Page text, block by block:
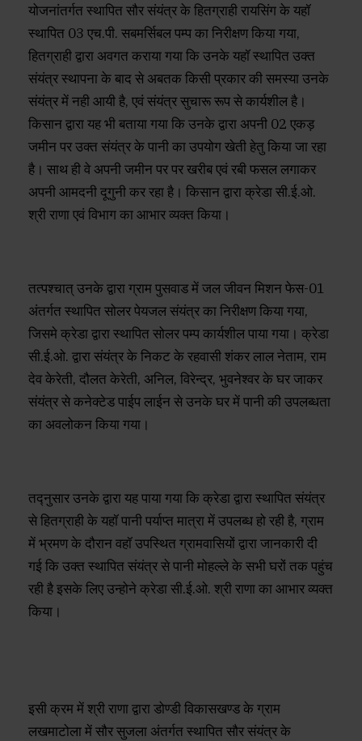
योजनांतर्गत स्थापित सौर संयंत्र के हितग्राही रायसिंग के यहॉ
स्थापित 03 एच.पी. सबमर्सिबल पम्प का निरीक्षण किया गया,
हितग्राही द्वारा अवगत कराया गया कि उनके यहॉ स्थापित उक्त
संयंत्र स्थापना के बाद से अबतक किसी प्रकार की समस्या उनके
संयंत्र में नही आयी है, एवं संयंत्र सुचारू रूप से कार्यशील है।
किसान द्वारा यह भी बताया गया कि उनके द्वारा अपनी 02 एकड़
जमीन पर उक्त संयंत्र के पानी का उपयोग खेती हेतु किया जा रहा
है। साथ ही वे अपनी जमीन पर पर खरीब एवं रबी फसल लगाकर
अपनी आमदनी दूगुनी कर रहा है। किसान द्वारा क्रेडा सी.ई.ओ.
श्री राणा एवं विभाग का आभार व्यक्त किया।
तत्पश्चात् उनके द्वारा ग्राम पुसवाड में जल जीवन मिशन फेस-01
अंतर्गत स्थापित सोलर पेयजल संयंत्र का निरीक्षण किया गया,
जिसमे क्रेडा द्वारा स्थापित सोलर पम्प कार्यशील पाया गया। क्रेडा
सी.ई.ओ. द्वारा संयंत्र के निकट के रहवासी शंकर लाल नेताम, राम
देव केरेती, दौलत केरेती, अनिल, विरेन्द्र, भुवनेश्वर के घर जाकर
संयंत्र से कनेक्टेड पाईप लाईन से उनके घर में पानी की उपलब्धता
का अवलोकन किया गया।
तद्नुसार उनके द्वारा यह पाया गया कि क्रेडा द्वारा स्थापित संयंत्र
से हितग्राही के यहॉ पानी पर्याप्त मात्रा में उपलब्ध हो रही है, ग्राम
में भ्रमण के दौरान वहॉ उपस्थित ग्रामवासियों द्वारा जानकारी दी
गई कि उक्त स्थापित संयंत्र से पानी मोहल्ले के सभी घरों तक पहुंच
रही है इसके लिए उन्होने क्रेडा सी.ई.ओ. श्री राणा का आभार व्यक्त
किया।
इसी क्रम में श्री राणा द्वारा डोण्डी विकासखण्ड के ग्राम
लखमाटोला में सौर सुजला अंतर्गत स्थापित सौर संयंत्र के